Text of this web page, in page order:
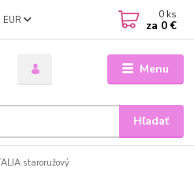
Menu
EUR
Hľadať
0 ks
za 0 €
staroružový